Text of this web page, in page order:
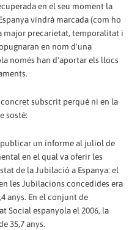
en el seu moment la
vindrà marcada (com ho
major precarietat, temporalitat i
en nom d'una
només han d'aportar els llocs
concret subscrit perquè ni en la
sosté:
publicar un informe al juliol de
en el qual va oferir les
de la Jubilació a Espanya: el
les Jubilacions concedides era
anys. En el conjunt de
Social espanyola el 2006, la
35,7 anys.